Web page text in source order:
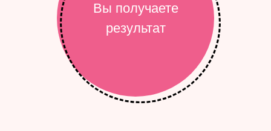
Вы получаете
результат